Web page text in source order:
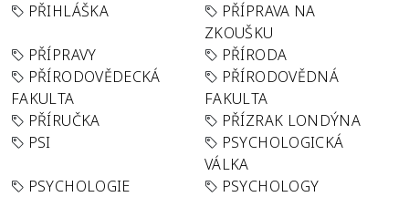
PŘIHLÁŠKA
PŘÍPRAVA NA
ZKOUŠKU
PŘÍPRAVY
PŘÍRODA
PŘÍRODOVĚDECKÁ
FAKULTA
PŘÍRODOVĚDNÁ
FAKULTA
PŘÍRUČKA
PŘÍZRAK LONDÝNA
PSI
PSYCHOLOGICKÁ
VÁLKA
PSYCHOLOGIE
PSYCHOLOGY